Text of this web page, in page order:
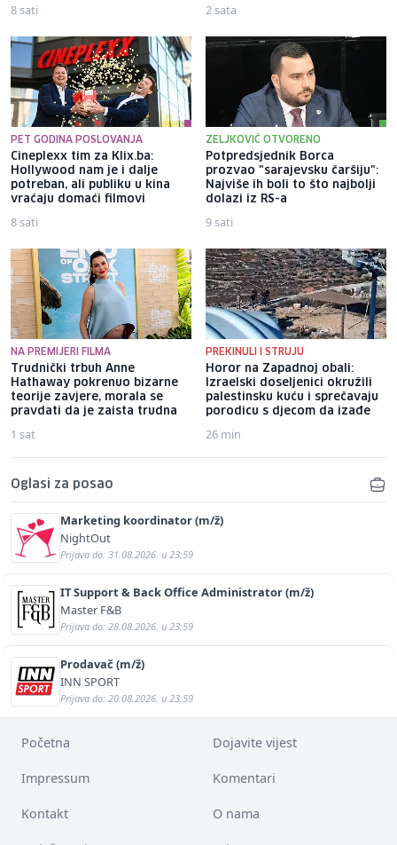
8 sati 2 sata
PET GODINA POSLOVANJA
Cineplexx tim za Klix.ba:
Hollywood nam je i dalje
potreban, ali publiku u kina
vraćaju domaći filmovi
8 sati
ZELJKOVIĆ OTVORENO
Potpredsjednik Borca
prozvao "sarajevsku čaršiju":
Najviše ih boli to što najbolji
dolazi iz RS-a
9 sati
NA PREMIJERI FILMA
Trudnički trbuh Anne
Hathaway pokrenuo bizarne
teorije zavjere, morala se
pravdati da je zaista trudna
1 sat
PREKINULI I STRUJU
Horor na Zapadnoj obali:
Izraelski doseljenici okružili
palestinsku kuću i sprečavaju
porodicu s djecom da izađe
26 min
Oglasi za posao
Marketing koordinator (m/ž)
NightOut
Prijava do: 31.08.2026. u 23:59
IT Support & Back Office Administrator (m/ž)
Master F&B
Prijava do: 28.08.2026. u 23:59
Prodavač (m/ž)
INN SPORT
Prijava do: 20.08.2026. u 23:59
Početna Dojavite vijest
Impressum Komentari
Kontakt O nama